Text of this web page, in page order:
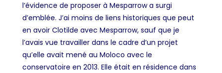
l’évidence de proposer à Mesparrow a surgi
d’emblée. J’ai moins de liens historiques que peut
en avoir Clotilde avec Mesparrow, sauf que je
l’avais vue travailler dans le cadre d’un projet
qu’elle avait mené au Moloco avec le
conservatoire en 2013. Elle était en résidence dans